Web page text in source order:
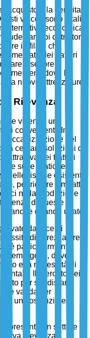
l'acquisto e la vendita
veicoli sono vitali
economica
vari tipi di trattori,
in filari, che
Il mercato dei trattori
il settore
emergenti dove le
a nuove attrezzature.
e Rilevanza
vivendo un
convergenti. In
del
a cercare soluzioni di
l'attrattiva dei trattori
sulle pratiche
delle risorse esistenti,
per ridurre l'impatto
nella produzione
di queste
anche quando usate.
da recenti
di attrezzature
è particolarmente
emergenti, dove
e la necessità di
Il mercato dei
per soddisfare
valida per
di un sostanziale
un settore
rilevanza